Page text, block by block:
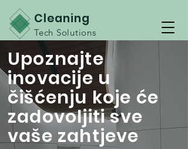
Tech Solutions
Cleaning
Upoznajte
inovacije u
čišćenju koje će
zadovoljiti sve
vaše zahtjeve